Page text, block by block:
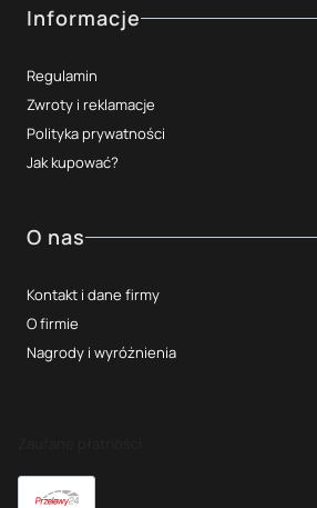
Informacje
Regulamin
Zwroty i reklamacje
Polityka prywatności
Jak kupować?
O nas
Kontakt i dane firmy
O firmie
Nagrody i wyróżnienia